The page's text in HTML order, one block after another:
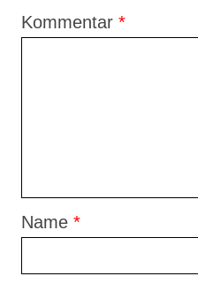
Kommentar *
Name *